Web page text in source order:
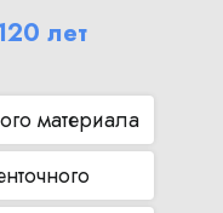
лет
материала